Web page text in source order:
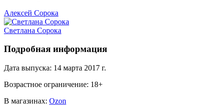
Алексей Сорока
Светлана Сорока
Подробная информация
Дата выпуска: 14 марта 2017 г.
Возрастное ограничение: 18+
В магазинах: Ozon